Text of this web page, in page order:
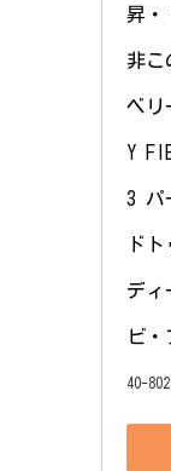
昇・
非こ
ベリ
Y
3 パ
ド
ディ
ビ
40-